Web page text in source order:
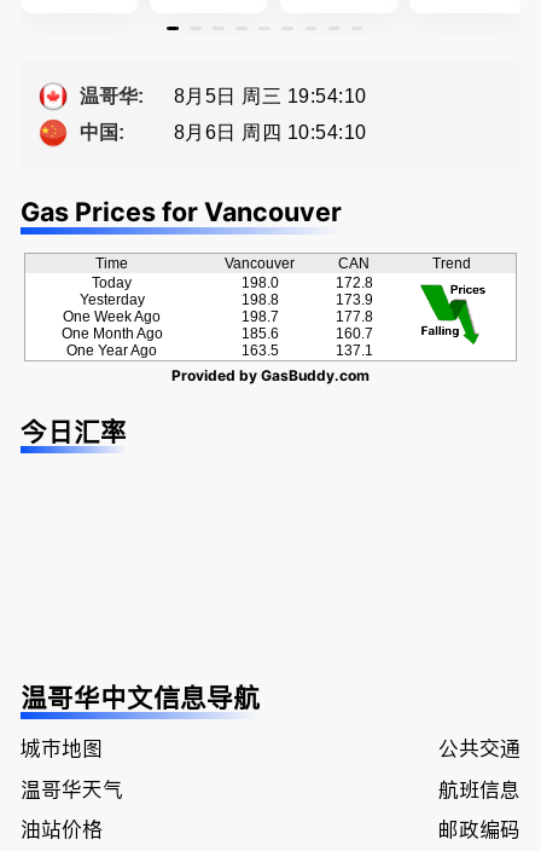
卖，建）-
恳的朋友
迎委托，多
案！
温哥华:
8月5日 周三 19:54:11
中国:
8月6日 周四 10:54:11
Gas Prices for Vancouver
Time Vancouver CAN
Trend
Today
Yesterday
One Week Ago
One Month Ago
One Year Ago
198.0
198.8
198.7
185.6
163.5
172.8
173.9
177.8
160.7
137.1
Provided by GasBuddy.com
今日汇率
温哥华中文信息导航
城市地图
公共交通
温哥华天气
航班信息
油站价格
邮政编码